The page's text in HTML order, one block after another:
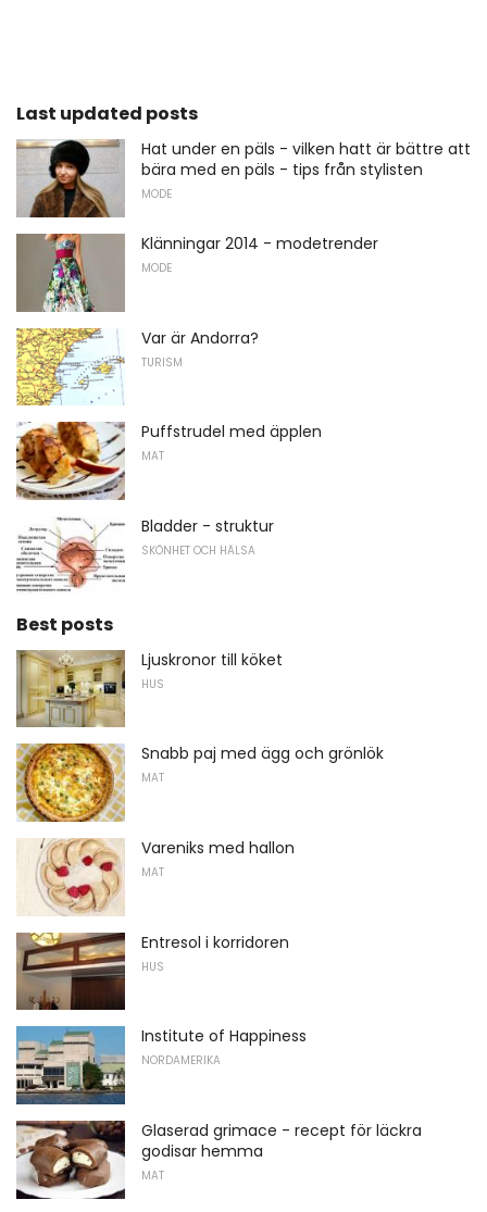
Last updated posts
Hat under en päls - vilken hatt är bättre att
bära med en päls - tips från stylisten
MODE
Klänningar 2014 - modetrender
MODE
Var är Andorra?
TURISM
Puffstrudel med äpplen
MAT
Bladder - struktur
SKÖNHET OCH HÄLSA
Best posts
Ljuskronor till köket
HUS
Snabb paj med ägg och grönlök
MAT
Vareniks med hallon
MAT
Entresol i korridoren
HUS
Institute of Happiness
NORDAMERIKA
Glaserad grimace - recept för läckra
godisar hemma
MAT